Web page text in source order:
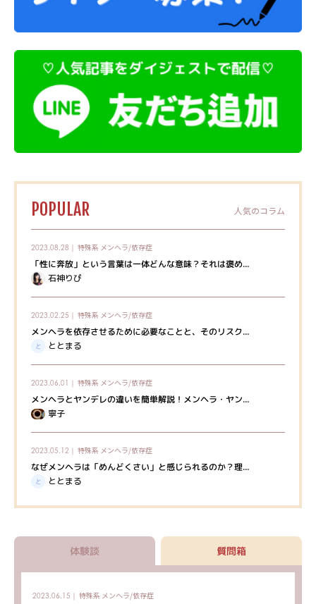
POPULAR 人気のコラム
2023.08.28｜ 特殊系 メンヘラ/依存症
「性に奔放」という言葉は一体どんな意味？それは褒め...
石神りぴ
2023.02.25｜ 特殊系 メンヘラ/依存症
メンヘラを依存させるために必要なことと、そのリスク...
ととまる
2023.06.01｜ 特殊系 メンヘラ/依存症
メンヘラとヤンデレの違いを簡単解説！メンヘラ・ヤン...
寧子
2023.05.12｜ 特殊系 メンヘラ/依存症
なぜメンヘラは「めんどくさい」と感じられるのか？理...
ととまる
体験談 質問箱
2023.06.15｜ 特殊系 メンヘラ/依存症